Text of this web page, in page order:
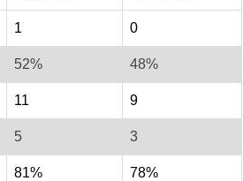
1 0
52% 48%
11 9
5 3
81% 78%